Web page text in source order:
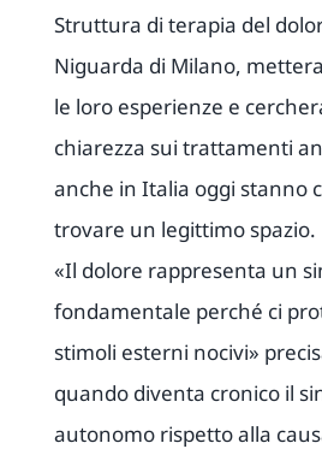
Struttura di terapia del
Niguarda di Milano,
le loro esperienze e
chiarezza sui trattamenti
anche in Italia oggi stanno
trovare un legittimo spazio.
«Il dolore rappresenta un
fondamentale perché ci
stimoli esterni nocivi»
quando diventa cronico il
autonomo rispetto alla